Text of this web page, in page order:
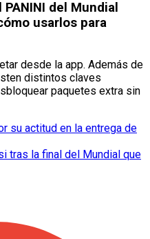
del Mundial
usarlos para
desde la app. Además de
distintos claves
paquetes extra sin
su actitud en la entrega de
tras la final del Mundial que